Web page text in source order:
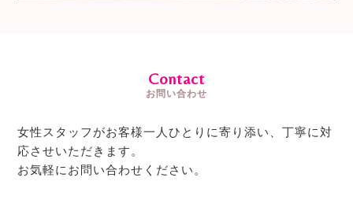
Contact
お問い合わせ
女性スタッフがお客様一人ひとりに寄り添い、丁寧に対
応させいただきます。
お気軽にお問い合わせください。